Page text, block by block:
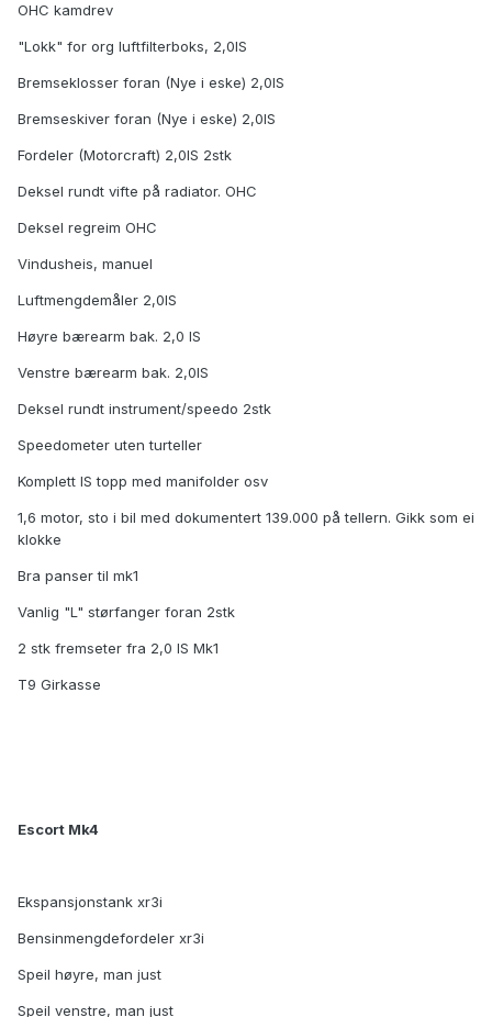
OHC kamdrev
"Lokk" for org luftfilterboks, 2,0IS
Bremseklosser foran (Nye i eske) 2,0IS
Bremseskiver foran (Nye i eske) 2,0IS
Fordeler (Motorcraft) 2,0IS 2stk
Deksel rundt vifte på radiator. OHC
Deksel regreim OHC
Vindusheis, manuel
Luftmengdemåler 2,0IS
Høyre bærearm bak. 2,0 IS
Venstre bærearm bak. 2,0IS
Deksel rundt instrument/speedo 2stk
Speedometer uten turteller
Komplett IS topp med manifolder osv
1,6 motor, sto i bil med dokumentert 139.000 på tellern. Gikk som ei
klokke
Bra panser til mk1
Vanlig "L" størfanger foran 2stk
2 stk fremseter fra 2,0 IS Mk1
T9 Girkasse
Escort Mk4
Ekspansjonstank xr3i
Bensinmengdefordeler xr3i
Speil høyre, man just
Speil venstre, man just